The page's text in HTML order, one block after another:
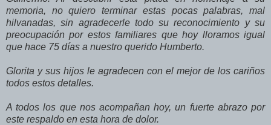
memoria, no quiero terminar estas pocas palabras, mal
hilvanadas, sin agradecerle todo su reconocimiento y su
preocupación por estos familiares que hoy lloramos igual
que hace 75 días a nuestro querido Humberto.
Glorita y sus hijos le agradecen con el mejor de los cariños
todos estos detalles.
A todos los que nos acompañan hoy, un fuerte abrazo por
este respaldo en esta hora de dolor.